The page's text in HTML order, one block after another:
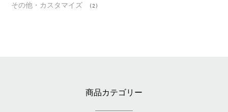
その他・カスタマイズ (2)
商品カテゴリー